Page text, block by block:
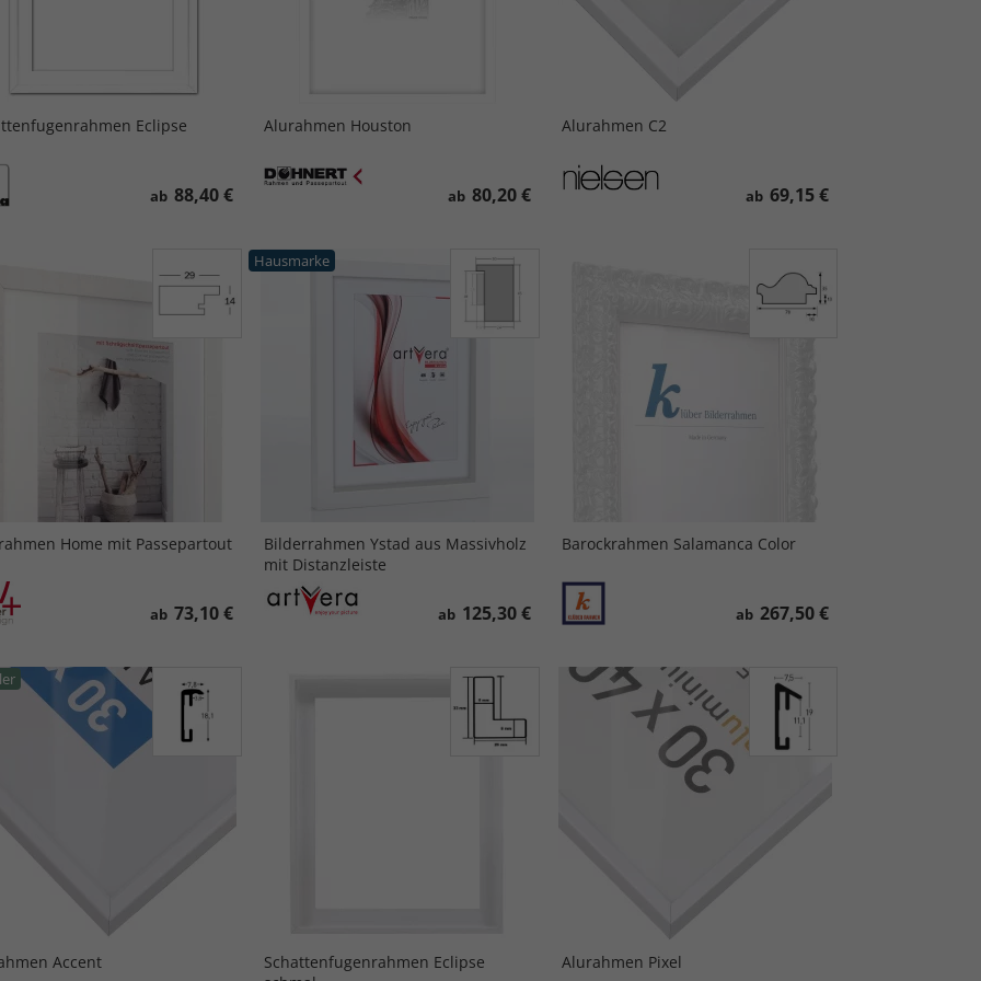
Eclipse
ab 88,40 €
Alurahmen Houston
ab 80,20 €
Alurahmen C2
ab 69,15 €
Home mit Passepartout
ab 73,10 €
Hausmarke
Bilderrahmen Ystad aus Massivholz
mit Distanzleiste
ab 125,30 €
Barockrahmen Salamanca Color
ab 267,50 €
Accent
Schattenfugenrahmen Eclipse
Alurahmen Pixel